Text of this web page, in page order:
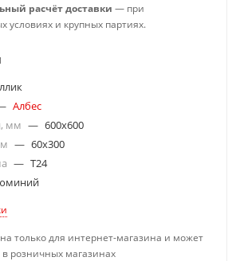
расчёт доставки — при
условиях и крупных партиях.
Албес
мм — 600x600
— 60x300
— T24
только для интернет-магазина и может
розничных магазинах